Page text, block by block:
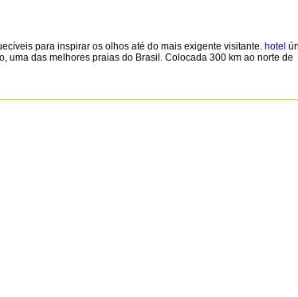
para inspirar os olhos até do mais exigente visitante. hotel
uma das melhores praias do Brasil. Colocada 300 km ao norte de